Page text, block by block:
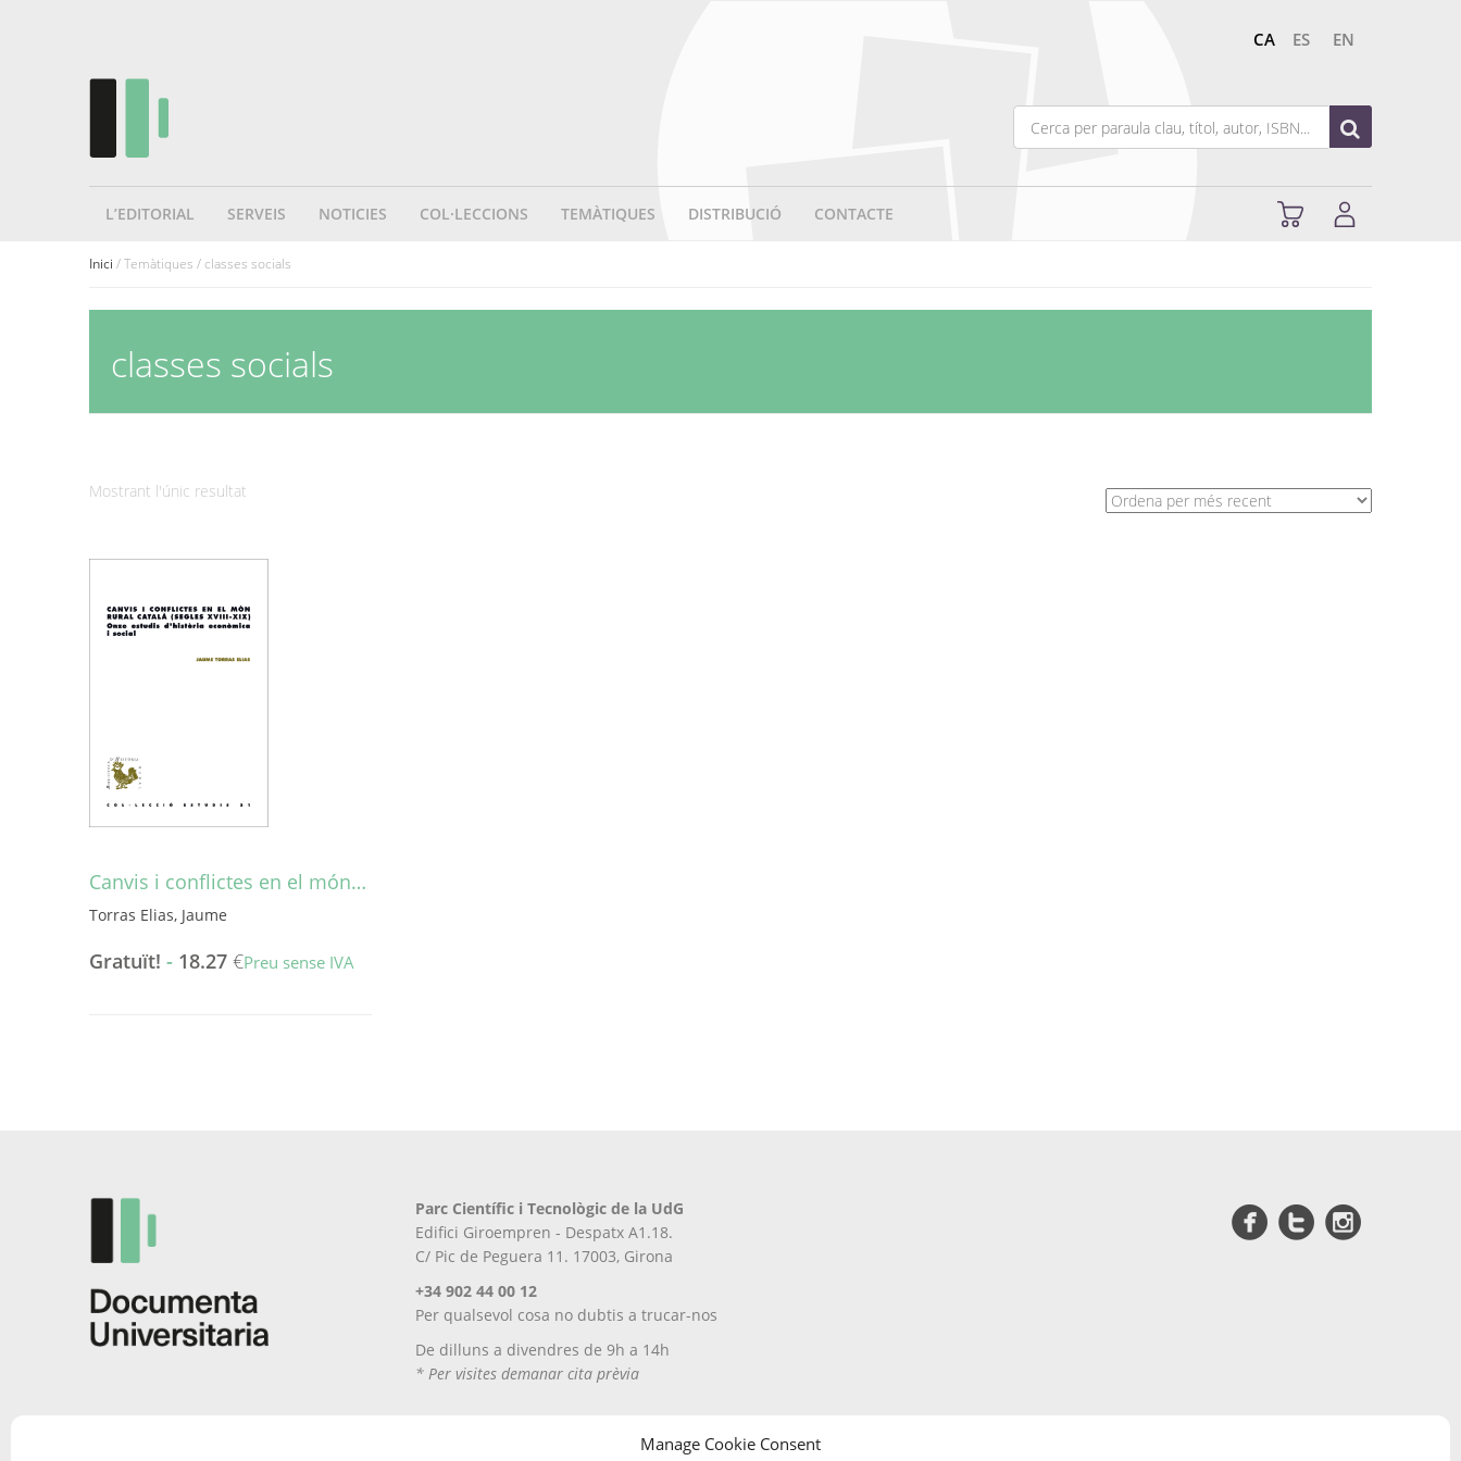
Manage Cookie Consent
CA ES EN
L’EDITORIAL SERVEIS NOTICIES COL·LECCIONS TEMÀTIQUES DISTRIBUCIÓ CONTACTE
Inici / Temàtiques / classes socials
classes socials
Mostrant l'únic resultat
Canvis i conflictes en el món…
Torras Elias, Jaume
Gratuït! - 18.27 €Preu sense IVA
del
producte
Parc Científic i Tecnològic de la UdG
Edifici Giroempren - Despatx A1.18.
C/ Pic de Peguera 11. 17003, Girona
+34 902 44 00 12
Per qualsevol cosa no dubtis a trucar-nos
De dilluns a divendres de 9h a 14h
* Per visites demanar cita prèvia